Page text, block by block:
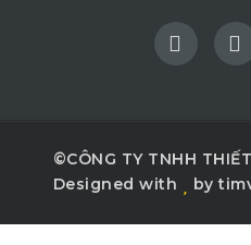
©CÔNG TY TNHH
Designed with
by